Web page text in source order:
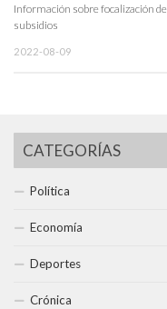
Información sobre focalización de
subsidios
2022-08-09
CATEGORÍAS
Política
Economía
Deportes
Crónica